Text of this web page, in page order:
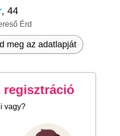
, 44
Érd
meg az adatlapját
regisztráció
vagy?